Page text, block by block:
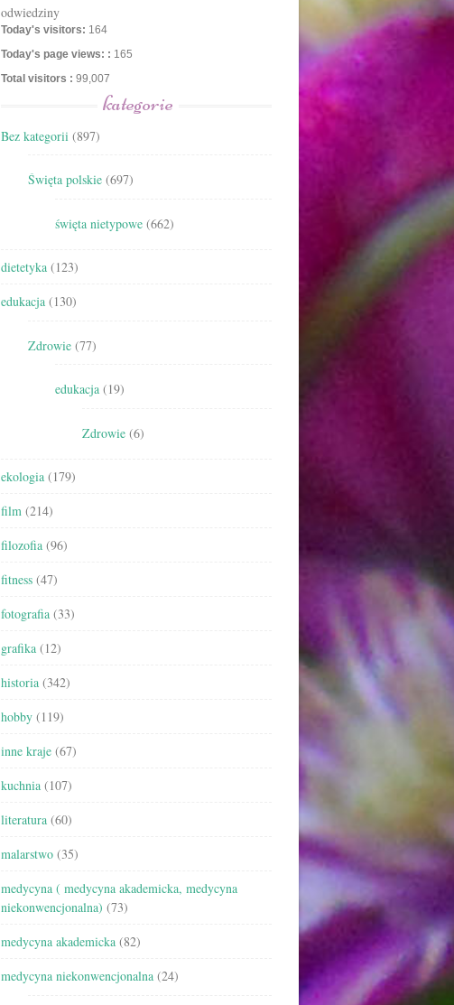
odwiedziny
Today's visitors: 164
Today's page views: : 165
Total visitors : 99,007
kategorie
Bez kategorii (897)
Święta polskie (697)
święta nietypowe (662)
dietetyka (123)
edukacja (130)
Zdrowie (77)
edukacja (19)
Zdrowie (6)
ekologia (179)
film (214)
filozofia (96)
fitness (47)
fotografia (33)
grafika (12)
historia (342)
hobby (119)
inne kraje (67)
kuchnia (107)
literatura (60)
malarstwo (35)
medycyna ( medycyna akademicka, medycyna
niekonwencjonalna) (73)
medycyna akademicka (82)
medycyna niekonwencjonalna (24)